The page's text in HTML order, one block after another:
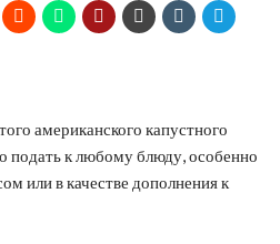
американского капустного
подать к любому блюду, особенно
или в качестве дополнения к